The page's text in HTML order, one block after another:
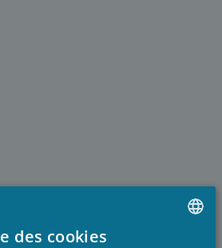
des cookies